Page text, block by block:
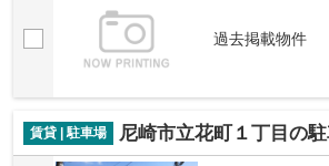
過去掲載物件
賃貸 | 駐車場 尼崎市立花町１丁目の